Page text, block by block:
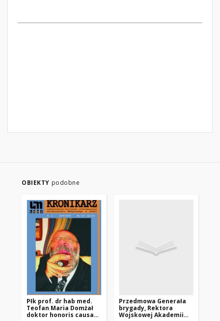
OBIEKTY podobne
Płk prof. dr hab med.
Teofan Maria Domżał
doktor honoris causa
Przedmowa Generała
brygady, Rektora
Wojskowej Akademii